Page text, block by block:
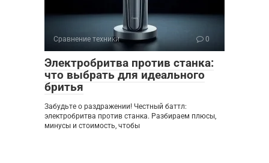
Сравнение техники 0
Электробритва против станка:
что выбрать для идеального
бритья
Забудьте о раздражении! Честный баттл:
электробритва против станка. Разбираем плюсы,
минусы и стоимость, чтобы